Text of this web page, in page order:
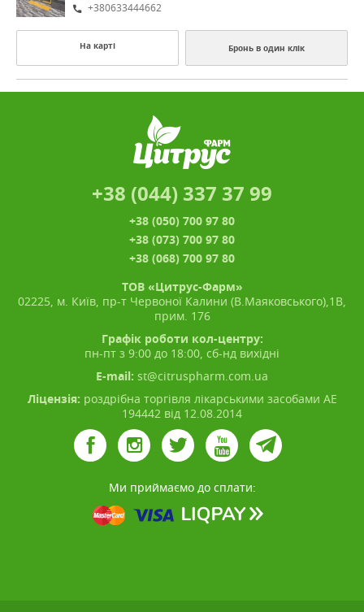
+380633444662
На карті Бронь в один клік
+38 (044) 337 37 99
+38 (050) 700 97 80
+38 (073) 700 97 80
+38 (068) 700 97 80
ТОВ «Цитрус-Фарм»
02225, м. Київ, пр-т Червоної Калини (В.Маяковського),1В,
прим. 176
Графік роботи кол-центру:
пн-пт з 9:00 до 18:00, сб-нд вихідні
E-mail: st@citruspharm.com.ua
Ліцензія: роздрібна торгівля лікарськими засобами АЕ
194442 від 12.08.2014
Ми приймаємо до сплати: